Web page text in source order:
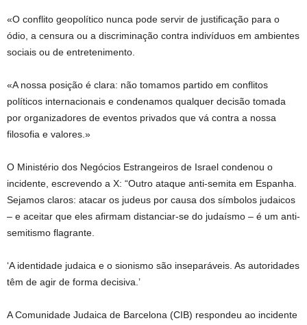
«O conflito geopolítico nunca pode servir de justificação para o
ódio, a censura ou a discriminação contra indivíduos em ambientes
sociais ou de entretenimento.
«A nossa posição é clara: não tomamos partido em conflitos
políticos internacionais e condenamos qualquer decisão tomada
por organizadores de eventos privados que vá contra a nossa
filosofia e valores.»
O Ministério dos Negócios Estrangeiros de Israel condenou o
incidente, escrevendo a X: “Outro ataque anti-semita em Espanha.
Sejamos claros: atacar os judeus por causa dos símbolos judaicos
– e aceitar que eles afirmam distanciar-se do judaísmo – é um anti-
semitismo flagrante.
‘A identidade judaica e o sionismo são inseparáveis. As autoridades
têm de agir de forma decisiva.’
A Comunidade Judaica de Barcelona (CIB) respondeu ao incidente